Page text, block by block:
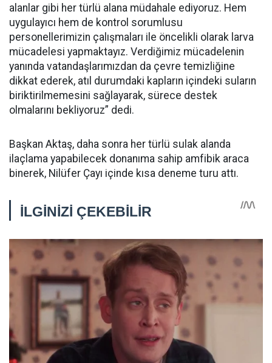
alanlar gibi her türlü alana müdahale ediyoruz. Hem
uygulayıcı hem de kontrol sorumlusu
personellerimizin çalışmaları ile öncelikli olarak larva
mücadelesi yapmaktayız. Verdiğimiz mücadelenin
yanında vatandaşlarımızdan da çevre temizliğine
dikkat ederek, atıl durumdaki kapların içindeki suların
biriktirilmemesini sağlayarak, sürece destek
olmalarını bekliyoruz” dedi.
Başkan Aktaş, daha sonra her türlü sulak alanda
ilaçlama yapabilecek donanıma sahip amfibik araca
binerek, Nilüfer Çayı içinde kısa deneme turu attı.